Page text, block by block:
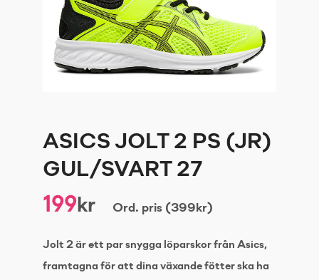
ASICS JOLT 2 PS (JR)
GUL/SVART 27
199kr Ord. pris (399kr)
Jolt 2 är ett par snygga löparskor från Asics,
framtagna för att dina växande fötter ska ha